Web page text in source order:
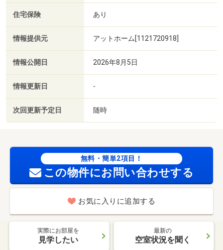
住宅保険 あり
情報提供元 アットホーム[1121720918]
情報公開日 2026年8月5日
情報更新日 -
次回更新予定日 随時
無料・簡単2項目！
この物件にお問い合わせする
お気に入りに追加する
実際にお部屋を
見学したい
最新の
空室状況を聞く